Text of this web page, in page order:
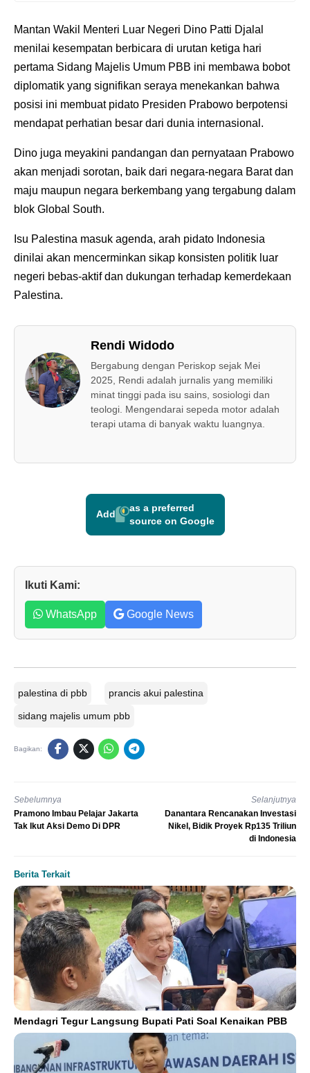
Mantan Wakil Menteri Luar Negeri Dino Patti Djalal
menilai kesempatan berbicara di urutan ketiga hari
pertama Sidang Majelis Umum PBB ini membawa bobot
diplomatik yang signifikan seraya menekankan bahwa
posisi ini membuat pidato Presiden Prabowo berpotensi
mendapat perhatian besar dari dunia internasional.
Dino juga meyakini pandangan dan pernyataan Prabowo
akan menjadi sorotan, baik dari negara-negara Barat dan
maju maupun negara berkembang yang tergabung dalam
blok Global South.
Isu Palestina masuk agenda, arah pidato Indonesia
dinilai akan mencerminkan sikap konsisten politik luar
negeri bebas-aktif dan dukungan terhadap kemerdekaan
Palestina.
Rendi Widodo
Bergabung dengan Periskop sejak Mei
2025, Rendi adalah jurnalis yang memiliki
minat tinggi pada isu sains, sosiologi dan
teologi. Mengendarai sepeda motor adalah
terapi utama di banyak waktu luangnya.
Add
as a preferred
source on Google
Ikuti Kami:
WhatsApp Google News
palestina di pbb prancis akui palestina
sidang majelis umum pbb
Bagikan:
Sebelumnya
Pramono Imbau Pelajar Jakarta
Tak Ikut Aksi Demo Di DPR
Selanjutnya
Danantara Rencanakan Investasi
Nikel, Bidik Proyek Rp135 Triliun
di Indonesia
Berita Terkait
Mendagri Tegur Langsung Bupati Pati Soal Kenaikan PBB